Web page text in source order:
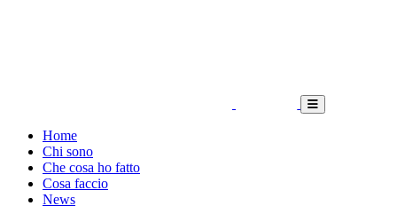
Home
Chi sono
Che cosa ho fatto
Cosa faccio
News